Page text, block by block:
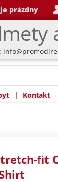
prázdny
| Kontakt
fit